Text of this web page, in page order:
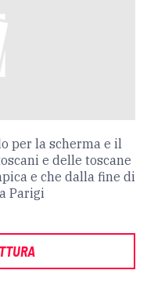
per la scherma e il
e delle toscane
e che dalla fine di
Parigi